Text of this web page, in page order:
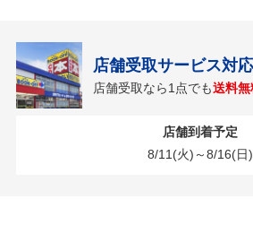
店舗受取サービス対
店舗受取なら1点でも送料無
店舗到着予定
8/11(火)～8/16(日)